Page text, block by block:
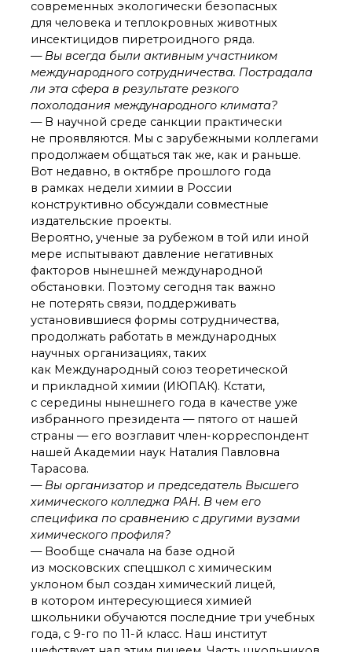
современных экологически безопасных
для человека и теплокровных животных
инсектицидов пиретроидного ряда.
— Вы всегда были активным участником
международного сотрудничества. Пострадала
ли эта сфера в результате резкого
похолодания международного климата?
— В научной среде санкции практически
не проявляются. Мы с зарубежными коллегами
продолжаем общаться так же, как и раньше.
Вот недавно, в октябре прошлого года
в рамках недели химии в России
конструктивно обсуждали совместные
издательские проекты.
Вероятно, ученые за рубежом в той или иной
мере испытывают давление негативных
факторов нынешней международной
обстановки. Поэтому сегодня так важно
не потерять связи, поддерживать
установившиеся формы сотрудничества,
продолжать работать в международных
научных организациях, таких
как Международный союз теоретической
и прикладной химии (ИЮПАК). Кстати,
с середины нынешнего года в качестве уже
избранного президента — пятого от нашей
страны — его возглавит член-корреспондент
нашей Академии наук Наталия Павловна
Тарасова.
— Вы организатор и председатель Высшего
химического колледжа РАН. В чем его
специфика по сравнению с другими вузами
химического профиля?
— Вообще сначала на базе одной
из московских спецшкол с химическим
уклоном был создан химический лицей,
в котором интересующиеся химией
школьники обучаются последние три учебных
года, с 9-го по 11-й класс. Наш институт